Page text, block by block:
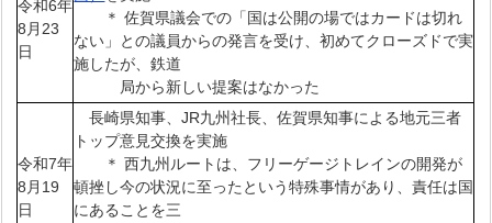
令和6年
8月23
日
＊ 佐賀県議会での「国は公開の場ではカードは切れ
ない」との議員からの発言を受け、初めてクローズドで実
施したが、鉄道
局から新しい提案はなかった
令和7年
8月19
日
長崎県知事、JR九州社長、佐賀県知事による地元三者
トップ意見交換を実施
＊ 西九州ルートは、フリーゲージトレインの開発が
頓挫し今の状況に至ったという特殊事情があり、責任は国
にあることを三